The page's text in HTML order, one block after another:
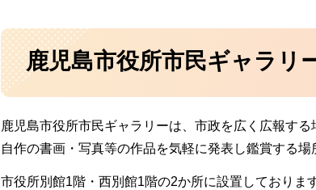
鹿児島市役所市民ギャラリ
鹿児島市役所市民ギャラリーは、市政を広く広報す
自作の書画・写真等の作品を気軽に発表し鑑賞する場
市役所別館1階・西別館1階の2か所に設置しており